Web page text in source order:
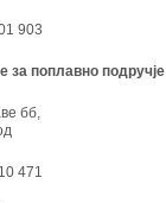
903
за поплавно
бб,
471